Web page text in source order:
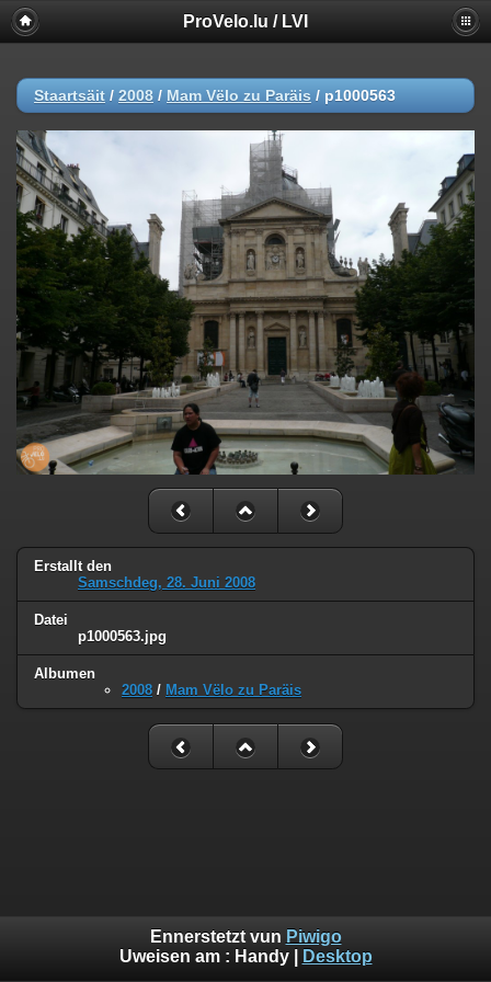
ProVelo.lu / LVI
Staartsäit / 2008 / Mam Vëlo zu Paräis / p1000563
Erstallt den
Samschdeg, 28. Juni 2008
Datei
p1000563.jpg
Albumen
2008 / Mam Vëlo zu Paräis
Ennerstetzt vun Piwigo
Uweisen am : Handy| Desktop